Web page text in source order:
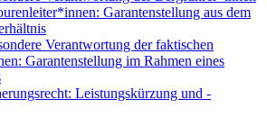
Garantenstellung aus dem
Verantwortung der faktischen
Garantenstellung im Rahmen eines
Leistungskürzung und -